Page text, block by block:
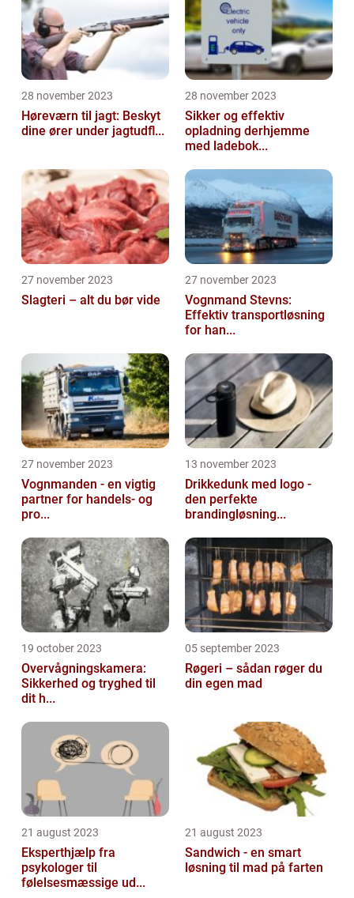
28 november 2023
Høreværn til jagt: Beskyt
dine ører under jagtudfl...
28 november 2023
Sikker og effektiv
opladning derhjemme
med ladebok...
27 november 2023
Slagteri – alt du bør vide
27 november 2023
Vognmand Stevns:
Effektiv transportløsning
for han...
27 november 2023
Vognmanden - en vigtig
partner for handels- og
pro...
13 november 2023
Drikkedunk med logo -
den perfekte
brandingløsning...
19 october 2023
Overvågningskamera:
Sikkerhed og tryghed til
dit h...
05 september 2023
Røgeri – sådan røger du
din egen mad
21 august 2023
Eksperthjælp fra
psykologer til
følelsesmæssige ud...
21 august 2023
Sandwich - en smart
løsning til mad på farten